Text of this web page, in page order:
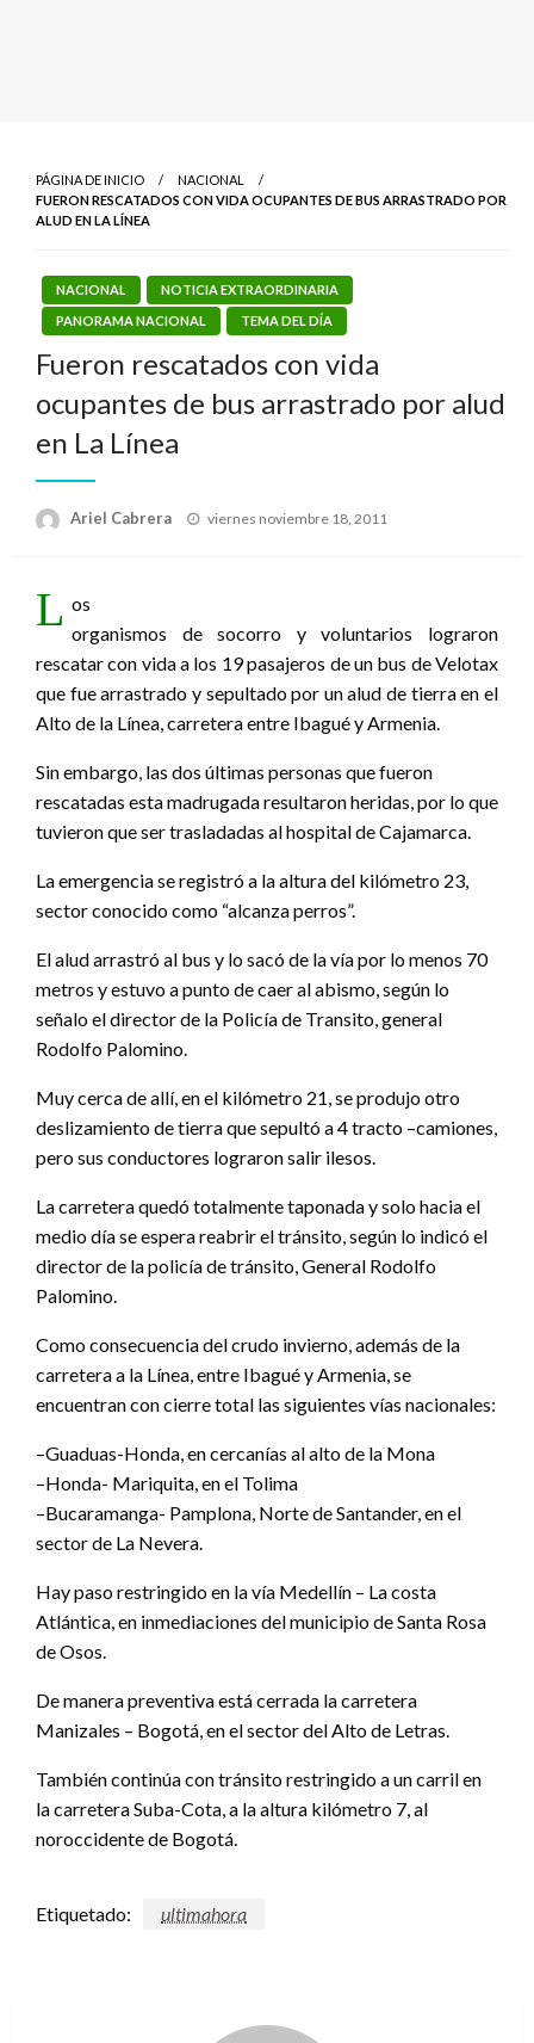
PÁGINA DE INICIO
NACIONAL
FUERON RESCATADOS CON VIDA OCUPANTES DE BUS ARRASTRADO POR
ALUD EN LA LÍNEA
NACIONAL
NOTICIA EXTRAORDINARIA
PANORAMA NACIONAL
TEMA DEL DÍA
Fueron rescatados con vida
ocupantes de bus arrastrado por alud
en La Línea
Ariel Cabrera
Publicado
viernes noviembre 18, 2011
L os
organismos de socorro y voluntarios lograron
rescatar con vida a los 19 pasajeros de un bus de Velotax
que fue arrastrado y sepultado por un alud de tierra en el
Alto de la Línea, carretera entre Ibagué y Armenia.
Sin embargo, las dos últimas personas que fueron
rescatadas esta madrugada resultaron heridas, por lo que
tuvieron que ser trasladadas al hospital de Cajamarca.
La emergencia se registró a la altura del kilómetro 23,
sector conocido como “alcanza perros”.
El alud arrastró al bus y lo sacó de la vía por lo menos 70
metros y estuvo a punto de caer al abismo, según lo
señalo el director de la Policía de Transito, general
Rodolfo Palomino.
Muy cerca de allí, en el kilómetro 21, se produjo otro
deslizamiento de tierra que sepultó a 4 tracto –camiones,
pero sus conductores lograron salir ilesos.
La carretera quedó totalmente taponada y solo hacia el
medio día se espera reabrir el tránsito, según lo indicó el
director de la policía de tránsito, General Rodolfo
Palomino.
Como consecuencia del crudo invierno, además de la
carretera a la Línea, entre Ibagué y Armenia, se
encuentran con cierre total las siguientes vías nacionales:
–Guaduas-Honda, en cercanías al alto de la Mona
–Honda- Mariquita, en el Tolima
–Bucaramanga- Pamplona, Norte de Santander, en el
sector de La Nevera.
Hay paso restringido en la vía Medellín – La costa
Atlántica, en inmediaciones del municipio de Santa Rosa
de Osos.
De manera preventiva está cerrada la carretera
Manizales – Bogotá, en el sector del Alto de Letras.
También continúa con tránsito restringido a un carril en
la carretera Suba-Cota, a la altura kilómetro 7, al
noroccidente de Bogotá.
Etiquetado: ultimahora